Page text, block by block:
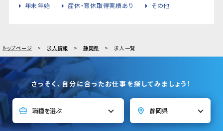
年末年始
産休・育休取得実績あり その他
トップページ 求人情報 静岡県 求人一覧
さっそく、自分に合ったお仕事を探してみましょう！